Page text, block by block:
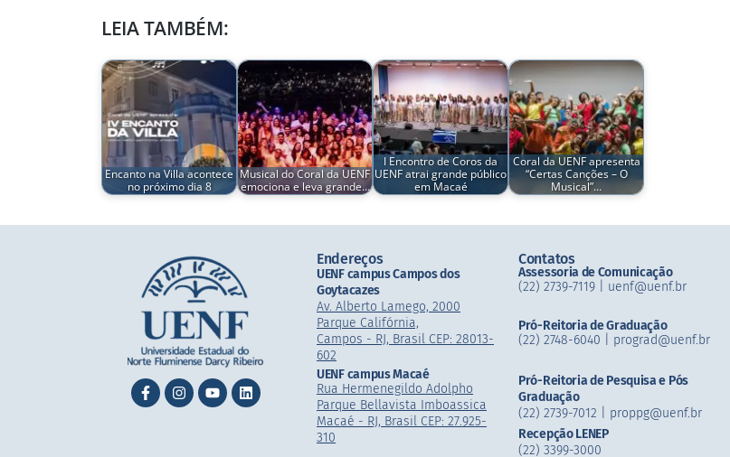
LEIA TAMBÉM:
Encanto na Villa acontece
no próximo dia 8
Musical do Coral da UENF
emociona e leva grande…
I Encontro de Coros da
UENF atrai grande público
em Macaé
Coral da UENF apresenta
“Certas Canções – O
Musical”…
Endereços
UENF campus Campos dos
Goytacazes
Av. Alberto Lamego, 2000
Parque Califórnia,
Campos - RJ, Brasil CEP: 28013-
602
UENF campus Macaé
Rua Hermenegildo Adolpho
Parque Bellavista Imboassica
Macaé - RJ, Brasil CEP: 27.925-
310
Contatos
Assessoria de Comunicação
(22) 2739-7119 | uenf@uenf.br
Pró-Reitoria de Graduação
(22) 2748-6040 | prograd@uenf.br
Pró-Reitoria de Pesquisa e Pós
Graduação
(22) 2739-7012 | proppg@uenf.br
Recepção LENEP
(22) 3399-3000